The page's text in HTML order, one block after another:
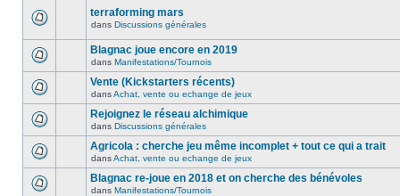
terraforming mars
dans Discussions générales
Blagnac joue encore en 2019
dans Manifestations/Tournois
Vente (Kickstarters récents)
dansAchat, vente ou echange de jeux
Rejoignez le réseau alchimique
dans Discussions générales
Agricola : cherche jeu même incomplet + tout ce qui a trait
dansAchat, vente ou echange de jeux
Blagnac re-joue en 2018 et on cherche des bénévoles
dans Manifestations/Tournois